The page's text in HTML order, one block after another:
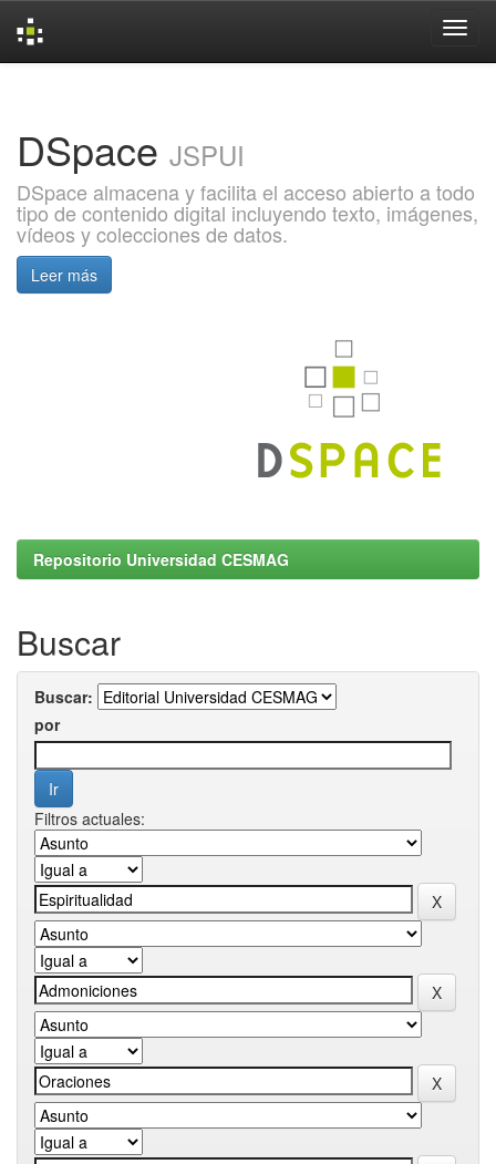
DSpace JSPUI
DSpace almacena y facilita el acceso abierto a todo
tipo de contenido digital incluyendo texto, imágenes,
vídeos y colecciones de datos.
Leer más
Repositorio Universidad CESMAG
Buscar
Buscar:
por
Filtros actuales: